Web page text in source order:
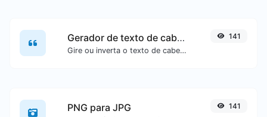
Gerador de texto de cabeça para baixo
Gire ou inverta o texto de cabeça para baixo com facilidade.
141
PNG para JPG 141